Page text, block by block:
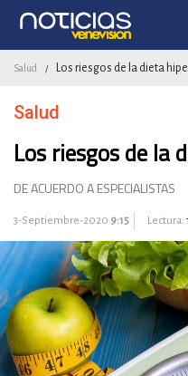
Salud / Los riesgos de la dieta
Salud
Los riesgos de la
DE ACUERDO A ESPECIALISTAS
3-Septiembre-2020 9:15 Lectura: